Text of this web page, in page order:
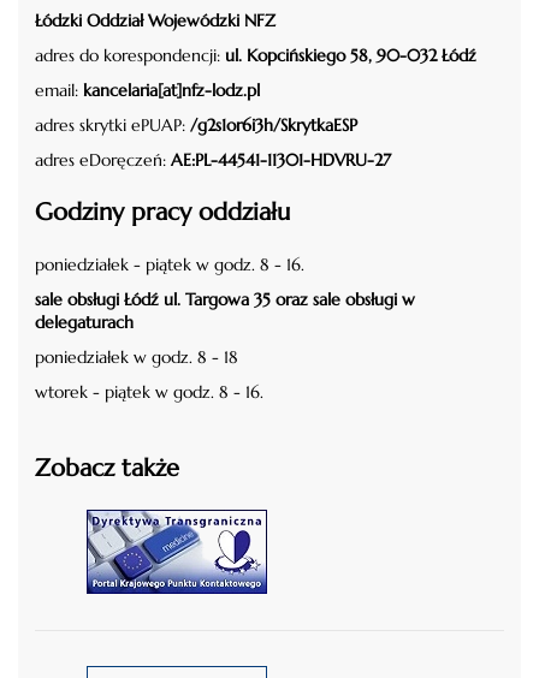
Łódzki Oddział Wojewódzki NFZ
adres do korespondencji: ul. Kopcińskiego 58, 90-032 Łódź
email: kancelaria[at]nfz-lodz.pl
adres skrytki ePUAP: /g2s1or6i3h/SkrytkaESP
adres eDoręczeń: AE:PL-44541-11301-HDVRU-27
Godziny pracy oddziału
poniedziałek - piątek w godz. 8 - 16.
sale obsługi Łódź ul. Targowa 35 oraz sale obsługi w
delegaturach
poniedziałek w godz. 8 - 18
wtorek - piątek w godz. 8 - 16.
Zobacz także
czytaj więcej